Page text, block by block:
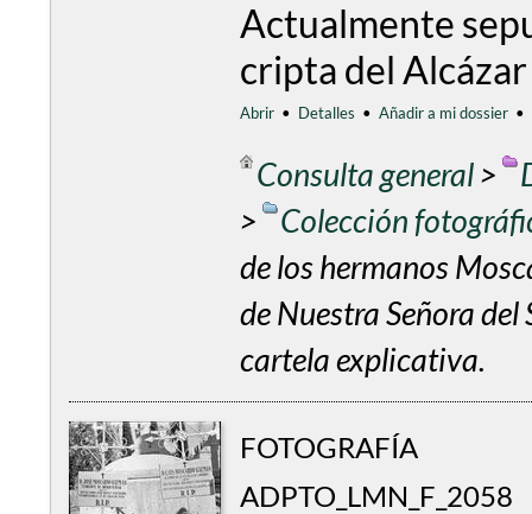
Actualmente
cripta del
Abrir • Detalles • Añadir a mi dossier •
Consulta general>
>
Colección
de los hermanos
de Nuestra Señora
cartela explicativa.
FOTOGRAFÍA
ADPTO_LMN_F_2058